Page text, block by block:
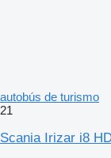
autobús de turismo
21
Scania Irizar i8